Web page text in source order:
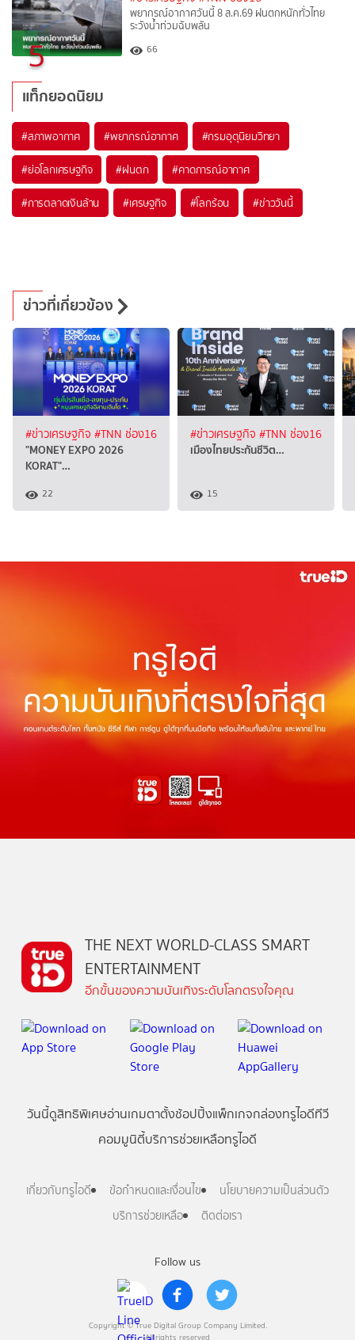
5
พยากรณ์อากาศวันนี้ 8 ส.ค.69 ฝนตกหนักทั่วไทย
ระวังน้ำท่วมฉับพลัน
66
แท็กยอดนิยม
#สภาพอากาศ #พยากรณ์อากาศ #กรมอุตุนิยมวิทยา
#ย่อโลกเศรษฐกิจ #ฝนตก #คาดการณ์อากาศ
#การตลาดเงินล้าน #เศรษฐกิจ #โลกร้อน #ข่าววันนี้
ข่าวที่เกี่ยวข้อง
#ข่าวเศรษฐกิจ #TNN ช่อง16
"MONEY EXPO 2026
KORAT"…
22
#ข่าวเศรษฐกิจ #TNN ช่อง16
เมืองไทยประกันชีวิต…
15
Follow us
Copyright © True Digital Group Company Limited.
All rights reserved
THE NEXT WORLD-CLASS SMART
ENTERTAINMENT
อีกขั้นของความบันเทิงระดับโลกตรงใจคุณ
วันนี้ดูสิทธิพิเศษอ่านเกมตาตั้งช้อปปิ้งแพ็กเกจกล่องทรูไอดีทีวี
คอมมูนิตี้บริการช่วยเหลือทรูไอดี
เกี่ยวกับทรูไอดี ข้อกำหนดและเงื่อนไข
นโยบายความเป็นส่วนตัว
บริการช่วยเหลือ
ติดต่อเรา